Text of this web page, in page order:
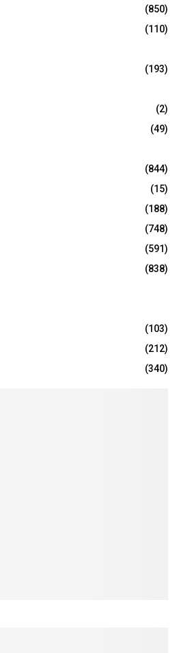
(850)
(110)
(193)
(2)
(49)
(844)
(15)
(188)
(748)
(591)
(838)
(103)
(212)
(340)